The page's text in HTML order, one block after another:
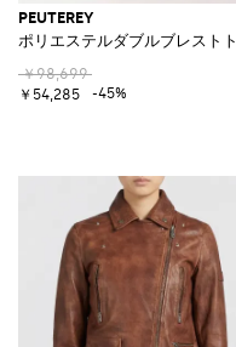
PEUTEREY
ポリエステルダブルブレスト
￥98,699
￥54,285
-45%